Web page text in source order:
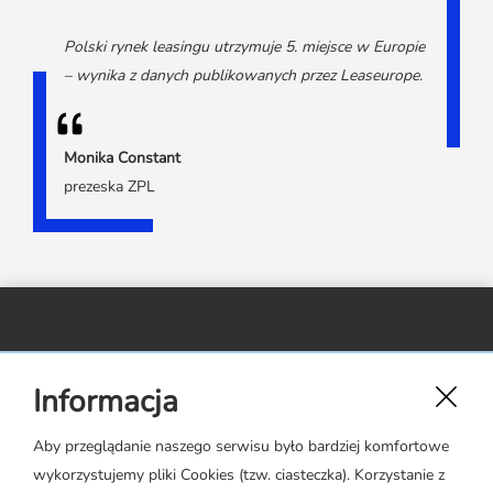
Subskrybuj Leaseletter
Kontakt dla mediów
Informacja
Aby przeglądanie naszego serwisu było bardziej komfortowe
wykorzystujemy pliki Cookies (tzw. ciasteczka). Korzystanie z
Polski rynek leasingu utrzymuje 5. miejsce w Europie
– wynika z danych publikowanych przez Leaseurope.
Monika Constant
prezeska ZPL
ul. Rejtana 17 lok. 22,
02-516 Warszawa
zpl@leasing.org.pl